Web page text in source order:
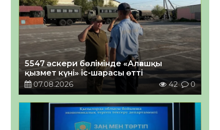
5547 әскери бөлімінде «Алғашқы
қызмет күні» іс-шарасы өтті
07.08.2026
42 0